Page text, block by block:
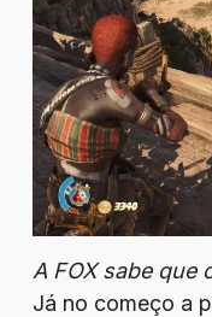
A FOX sabe que
Já no começo a